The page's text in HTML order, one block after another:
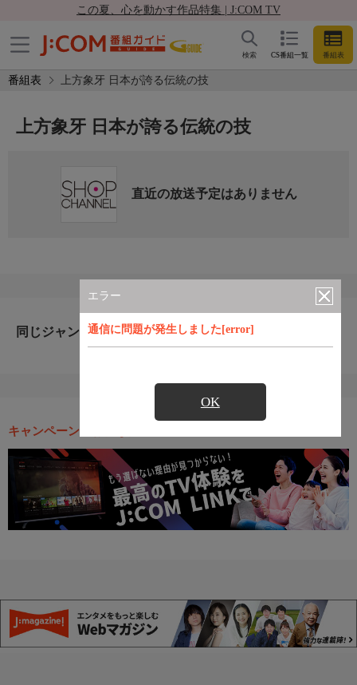
この夏、心を動かす作品特集 | J:COM TV
CS番組一覧 番組表
検索
番組表 上方象牙 日本が誇る伝統の技
エラー
通信に問題が発生しました[error]
OK
上方象牙 日本が誇る伝統の技
直近の放送予定はありません
同じジャンルのおすすめ番組
キャンペーン・お得な情報